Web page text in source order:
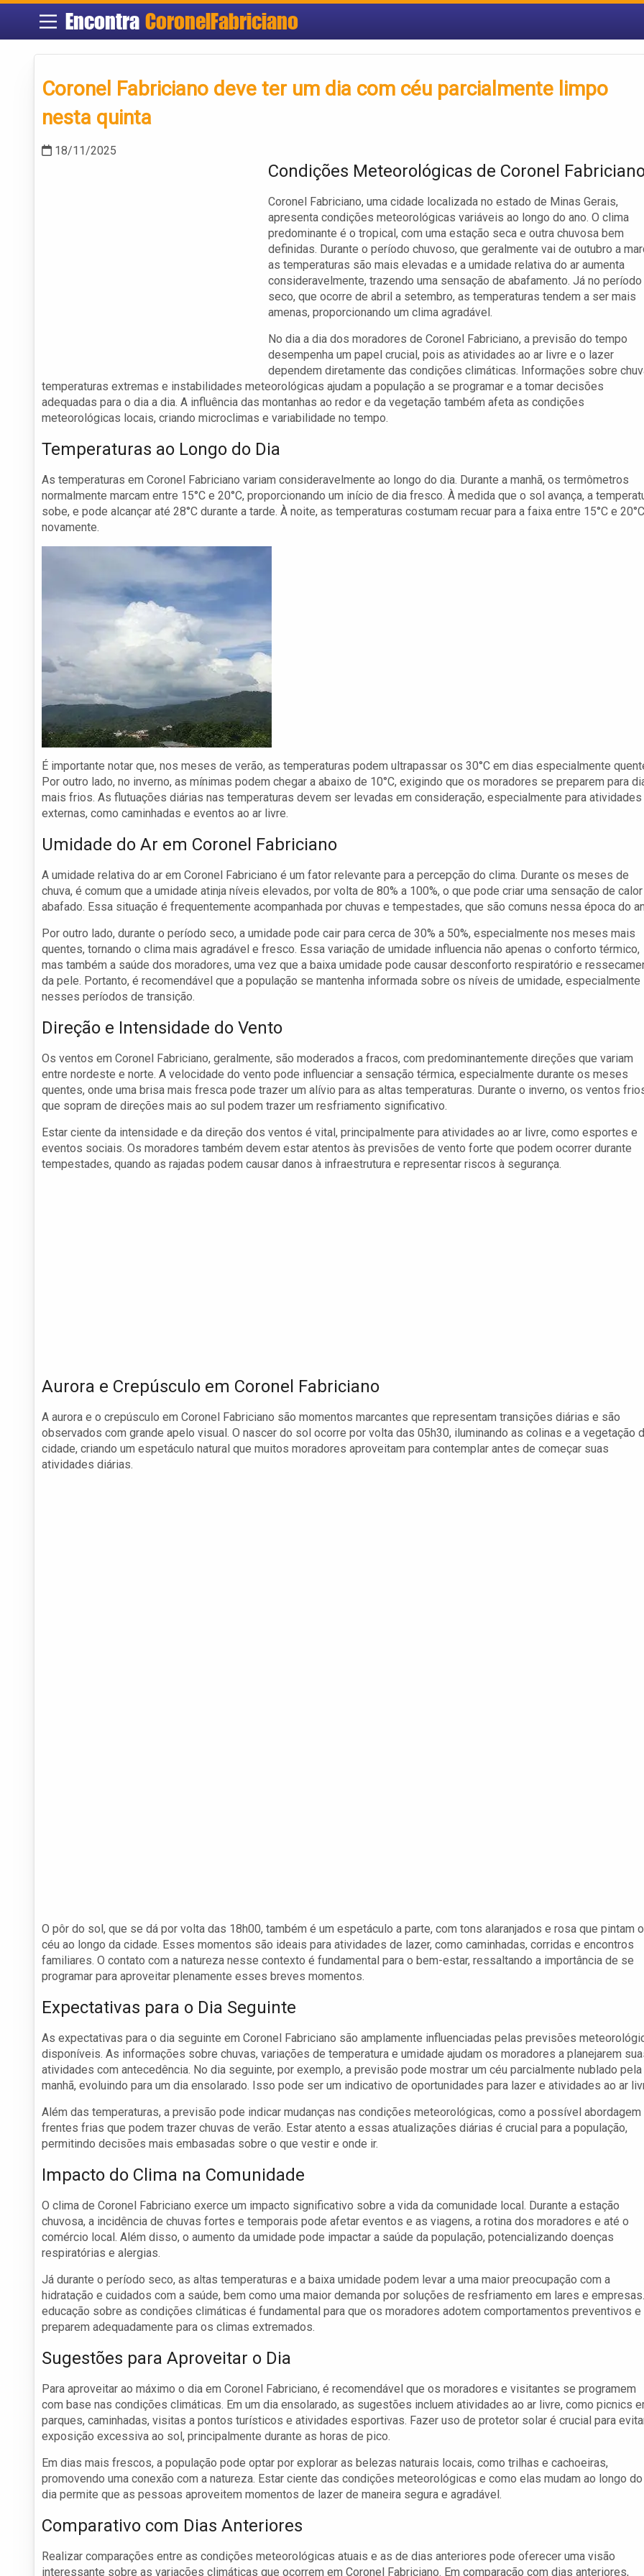
Encontra CoronelFabriciano
Coronel Fabriciano deve ter um dia com céu parcialmente limpo
nesta quinta
18/11/2025
Condições Meteorológicas de Coronel
Coronel Fabriciano, uma cidade localizada no estado de Minas Gerais,
apresenta condições meteorológicas variáveis ao longo do ano. O clima
predominante é o tropical, com uma estação seca e outra chuvosa bem
definidas. Durante o período chuvoso, que geralmente vai de outubro a
as temperaturas são mais elevadas e a umidade relativa do ar aumenta
consideravelmente, trazendo uma sensação de abafamento. Já no período
seco, que ocorre de abril a setembro, as temperaturas tendem a ser mais
amenas, proporcionando um clima agradável.
No dia a dia dos moradores de Coronel Fabriciano, a previsão do tempo
desempenha um papel crucial, pois as atividades ao ar livre e o lazer
dependem diretamente das condições climáticas. Informações sobre
temperaturas extremas e instabilidades meteorológicas ajudam a população a se programar e a tomar decisões
adequadas para o dia a dia. A influência das montanhas ao redor e da vegetação também afeta as condições
meteorológicas locais, criando microclimas e variabilidade no tempo.
Temperaturas ao Longo do Dia
As temperaturas em Coronel Fabriciano variam consideravelmente ao longo do dia. Durante a manhã, os termômetros
normalmente marcam entre 15°C e 20°C, proporcionando um início de dia fresco. À medida que o sol avança, a
sobe, e pode alcançar até 28°C durante a tarde. À noite, as temperaturas costumam recuar para a faixa entre 15°C e 20°C
novamente.
É importante notar que, nos meses de verão, as temperaturas podem ultrapassar os 30°C em dias especialmente
Por outro lado, no inverno, as mínimas podem chegar a abaixo de 10°C, exigindo que os moradores se preparem para
mais frios. As flutuações diárias nas temperaturas devem ser levadas em consideração, especialmente para atividades
externas, como caminhadas e eventos ao ar livre.
Umidade do Ar em Coronel Fabriciano
A umidade relativa do ar em Coronel Fabriciano é um fator relevante para a percepção do clima. Durante os meses de
chuva, é comum que a umidade atinja níveis elevados, por volta de 80% a 100%, o que pode criar uma sensação de calor
abafado. Essa situação é frequentemente acompanhada por chuvas e tempestades, que são comuns nessa época do
Por outro lado, durante o período seco, a umidade pode cair para cerca de 30% a 50%, especialmente nos meses mais
quentes, tornando o clima mais agradável e fresco. Essa variação de umidade influencia não apenas o conforto térmico,
mas também a saúde dos moradores, uma vez que a baixa umidade pode causar desconforto respiratório e
da pele. Portanto, é recomendável que a população se mantenha informada sobre os níveis de umidade, especialmente
nesses períodos de transição.
Direção e Intensidade do Vento
Os ventos em Coronel Fabriciano, geralmente, são moderados a fracos, com predominantemente direções que variam
entre nordeste e norte. A velocidade do vento pode influenciar a sensação térmica, especialmente durante os meses
quentes, onde uma brisa mais fresca pode trazer um alívio para as altas temperaturas. Durante o inverno, os ventos
que sopram de direções mais ao sul podem trazer um resfriamento significativo.
Estar ciente da intensidade e da direção dos ventos é vital, principalmente para atividades ao ar livre, como esportes e
eventos sociais. Os moradores também devem estar atentos às previsões de vento forte que podem ocorrer durante
tempestades, quando as rajadas podem causar danos à infraestrutura e representar riscos à segurança.
Aurora e Crepúsculo em Coronel Fabriciano
A aurora e o crepúsculo em Coronel Fabriciano são momentos marcantes que representam transições diárias e são
observados com grande apelo visual. O nascer do sol ocorre por volta das 05h30, iluminando as colinas e a vegetação
cidade, criando um espetáculo natural que muitos moradores aproveitam para contemplar antes de começar suas
atividades diárias.
O pôr do sol, que se dá por volta das 18h00, também é um espetáculo a parte, com tons alaranjados e rosa que pintam o
céu ao longo da cidade. Esses momentos são ideais para atividades de lazer, como caminhadas, corridas e encontros
familiares. O contato com a natureza nesse contexto é fundamental para o bem-estar, ressaltando a importância de se
programar para aproveitar plenamente esses breves momentos.
Expectativas para o Dia Seguinte
As expectativas para o dia seguinte em Coronel Fabriciano são amplamente influenciadas pelas previsões
disponíveis. As informações sobre chuvas, variações de temperatura e umidade ajudam os moradores a planejarem
atividades com antecedência. No dia seguinte, por exemplo, a previsão pode mostrar um céu parcialmente nublado pela
manhã, evoluindo para um dia ensolarado. Isso pode ser um indicativo de oportunidades para lazer e atividades ao ar
Além das temperaturas, a previsão pode indicar mudanças nas condições meteorológicas, como a possível abordagem
frentes frias que podem trazer chuvas de verão. Estar atento a essas atualizações diárias é crucial para a população,
permitindo decisões mais embasadas sobre o que vestir e onde ir.
Impacto do Clima na Comunidade
O clima de Coronel Fabriciano exerce um impacto significativo sobre a vida da comunidade local. Durante a estação
chuvosa, a incidência de chuvas fortes e temporais pode afetar eventos e as viagens, a rotina dos moradores e até o
comércio local. Além disso, o aumento da umidade pode impactar a saúde da população, potencializando doenças
respiratórias e alergias.
Já durante o período seco, as altas temperaturas e a baixa umidade podem levar a uma maior preocupação com a
hidratação e cuidados com a saúde, bem como uma maior demanda por soluções de resfriamento em lares e
educação sobre as condições climáticas é fundamental para que os moradores adotem comportamentos preventivos
preparem adequadamente para os climas extremados.
Sugestões para Aproveitar o Dia
Para aproveitar ao máximo o dia em Coronel Fabriciano, é recomendável que os moradores e visitantes se programem
com base nas condições climáticas. Em um dia ensolarado, as sugestões incluem atividades ao ar livre, como picnics
parques, caminhadas, visitas a pontos turísticos e atividades esportivas. Fazer uso de protetor solar é crucial para
exposição excessiva ao sol, principalmente durante as horas de pico.
Em dias mais frescos, a população pode optar por explorar as belezas naturais locais, como trilhas e cachoeiras,
promovendo uma conexão com a natureza. Estar ciente das condições meteorológicas e como elas mudam ao longo do
dia permite que as pessoas aproveitem momentos de lazer de maneira segura e agradável.
Comparativo com Dias Anteriores
Realizar comparações entre as condições meteorológicas atuais e as de dias anteriores pode oferecer uma visão
interessante sobre as variações climáticas que ocorrem em Coronel Fabriciano. Em comparação com dias anteriores,